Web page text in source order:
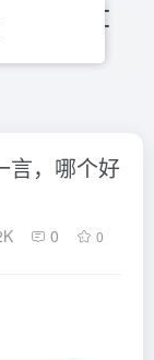
言，哪个好
0 0